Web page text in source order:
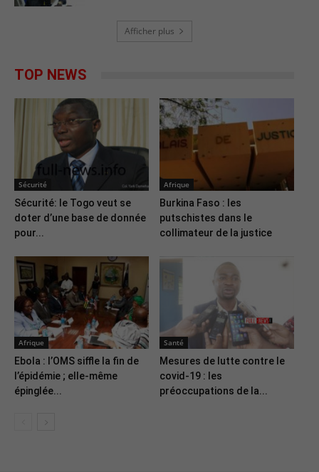
Afficher plus
TOP NEWS
Sécurité
Sécurité: le Togo veut se
doter d’une base de donnée
pour...
Afrique
Burkina Faso : les
putschistes dans le
collimateur de la justice
Afrique
Ebola : l’OMS siffle la fin de
l’épidémie ; elle-même
épinglée...
Santé
Mesures de lutte contre le
covid-19 : les
préoccupations de la...